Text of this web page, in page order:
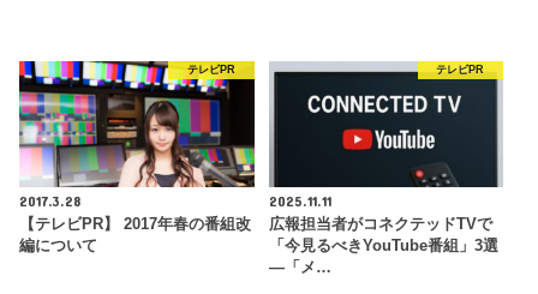
テレビPR
2017.3.28
【テレビPR】 2017年春の番組改
編について
テレビPR
2025.11.11
広報担当者がコネクテッドTVで
「今見るべきYouTube番組」3選
―「メ…